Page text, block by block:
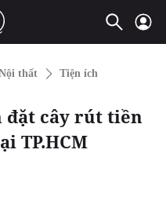
thất Tiện ích
đặt cây rút tiền
TP.HCM